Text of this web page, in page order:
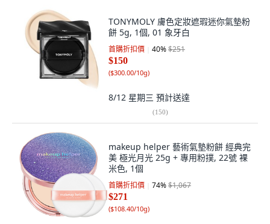
TONYMOLY 膚色定妝遮瑕迷你氣墊粉
餅 5g, 1個, 01 象牙白
首購折扣價 40%$251
$150
($300.00/10g)
8/12 星期三 預計送達
(150)
makeup helper 藝術氣墊粉餅 經典完
美 極光月光 25g + 專用粉撲, 22號 裸
米色, 1個
首購折扣價 74%$1,067
$271
($108.40/10g)